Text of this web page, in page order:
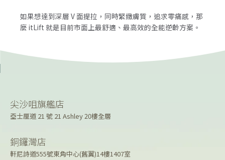
如果想達到深層 V 面提拉，同時緊緻膚質，追求零痛感，那
麼 itLift 就是目前市面上最舒適、最高效的全能逆齡方案。
尖沙咀旗艦店
亞士厘道 21 號 21 Ashley 20樓全層
銅鑼灣店
軒尼詩道555號東角中心(舊翼)14樓1407室